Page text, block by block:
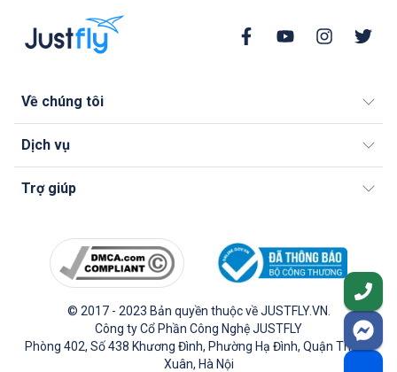
Về chúng tôi
Dịch vụ
Trợ giúp
© 2017 - 2023 Bản quyền thuộc về JUSTFLY.VN.
Công ty Cổ Phần Công Nghệ JUSTFLY
Phòng 402, Số 438 Khương Đình, Phường Hạ Đình, Quận Thanh
Xuân, Hà Nội